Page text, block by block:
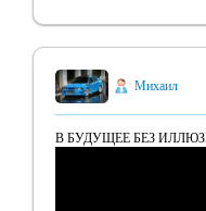
Михаил
В БУДУЩЕЕ БЕЗ